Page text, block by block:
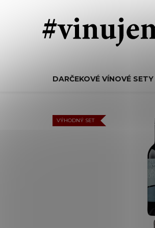
DARČEKOVÉ VÍNOVÉ SETY
VÝHODNÝ SET